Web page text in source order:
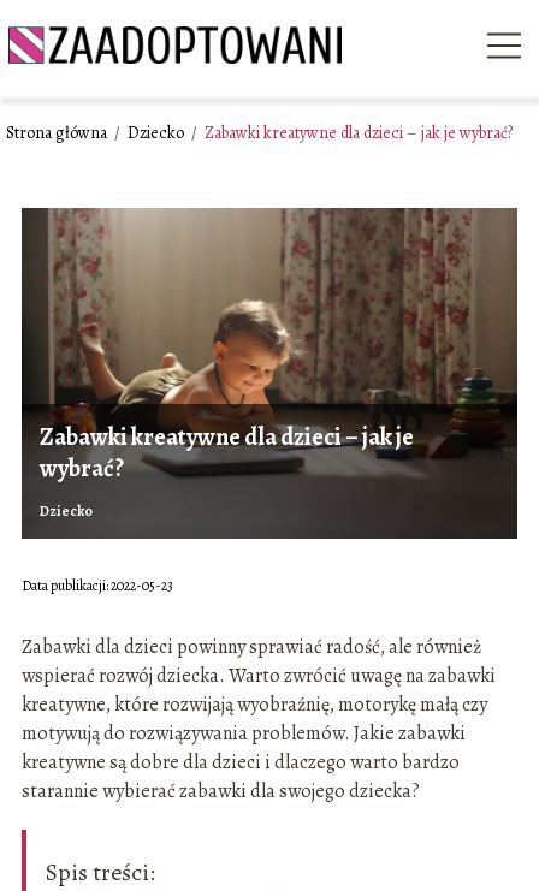
Strona główna / Dziecko / Zabawki kreatywne dla dzieci – jak je wybrać?
Zabawki kreatywne dla dzieci – jak je
wybrać?
Dziecko
Data publikacji: 2022-05-23
Zabawki dla dzieci powinny sprawiać radość, ale również
wspierać rozwój dziecka. Warto zwrócić uwagę na zabawki
kreatywne, które rozwijają wyobraźnię, motorykę małą czy
motywują do rozwiązywania problemów. Jakie zabawki
kreatywne są dobre dla dzieci i dlaczego warto bardzo
starannie wybierać zabawki dla swojego dziecka?
Spis treści: